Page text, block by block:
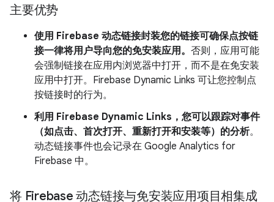
主要优势
使用 Firebase 动态链接封装您的链接可确保点按链
接一律将用户导向您的免安装应用。 否则，应用可能
会强制链接在应用内浏览器中打开，而不是在免安装
应用中打开。Firebase Dynamic Links 可让您控制点
按链接时的行为。
利用 Firebase Dynamic Links，您可以跟踪对事件
（如点击、首次打开、重新打开和安装等）的分析。
动态链接事件也会记录在 Google Analytics for
Firebase 中。
将 Firebase 动态链接与免安装应用项目相集成